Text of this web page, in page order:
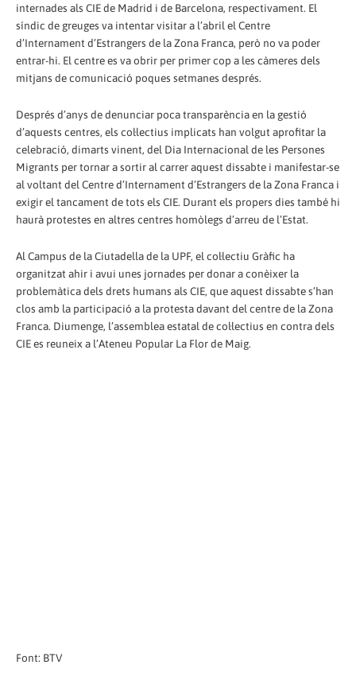
internades als CIE de Madrid i de Barcelona, respectivament. El
síndic de greuges va intentar visitar a l’abril el Centre
d’Internament d’Estrangers de la Zona Franca, però no va poder
entrar-hi. El centre es va obrir per primer cop a les càmeres dels
mitjans de comunicació poques setmanes després.
Després d’anys de denunciar poca transparència en la gestió
d’aquests centres, els col·lectius implicats han volgut aprofitar la
celebració, dimarts vinent, del Dia Internacional de les Persones
Migrants per tornar a sortir al carrer aquest dissabte i manifestar-se
al voltant del Centre d’Internament d’Estrangers de la Zona Franca i
exigir el tancament de tots els CIE. Durant els propers dies també hi
haurà protestes en altres centres homòlegs d’arreu de l’Estat.
Al Campus de la Ciutadella de la UPF, el col·lectiu Gràfic ha
organitzat ahir i avui unes jornades per donar a conèixer la
problemàtica dels drets humans als CIE, que aquest dissabte s’han
clos amb la participació a la protesta davant del centre de la Zona
Franca. Diumenge, l’assemblea estatal de col·lectius en contra dels
CIE es reuneix a l’Ateneu Popular La Flor de Maig.
Font: BTV